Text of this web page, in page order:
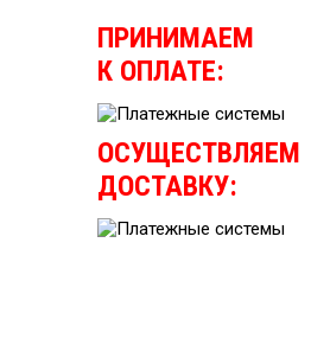
ПРИНИМАЕМ
К ОПЛАТЕ:
ОСУЩЕСТВЛЯЕМ
ДОСТАВКУ: